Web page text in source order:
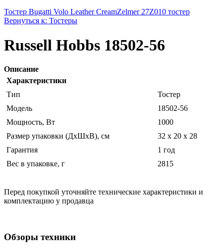
Тостер Bugatti Volo Leather CreamZelmer 27Z010 тостер
Вернуться к: Тостеры
Russell Hobbs 18502-56
Описание
Характеристики
Тип
Тостер
Модель
18502-56
Мощность, Вт
1000
Размер упаковки (ДхШхВ), см
32 x 20 x 28
Гарантия
1 год
Вес в упаковке, г
2815
Перед покупкой уточняйте технические характеристики и
комплектацию у продавца
Обзоры техники